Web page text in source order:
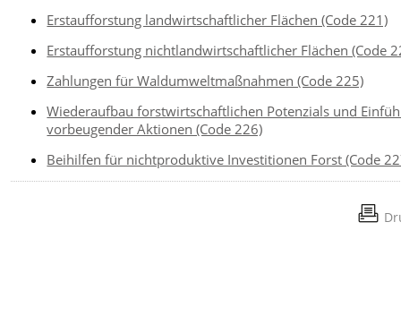
Erstaufforstung landwirtschaftlicher Flächen (Code 221)
Erstaufforstung nichtlandwirtschaftlicher Flächen (Code
Zahlungen für Waldumweltmaßnahmen (Code 225)
Wiederaufbau forstwirtschaftlichen Potenzials und
vorbeugender Aktionen (Code 226)
Beihilfen für nichtproduktive Investitionen Forst (Code